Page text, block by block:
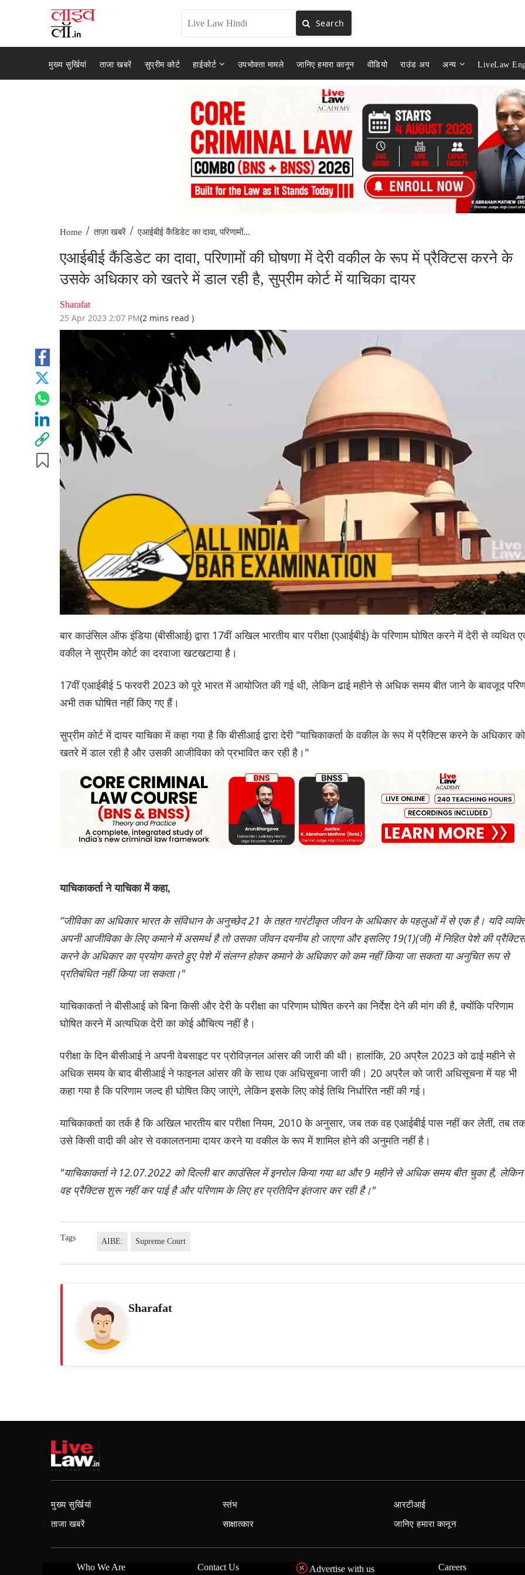
Search
मुख्य सुर्खियां ताजा खबरें सुप्रीम कोर्ट हाईकोर्ट उपभोक्ता मामले जानिए हमारा कानून वीडियो राउंड अप अन्य LiveLaw
Home / ताज़ा खबरें / एआईबीई कैंडिडेट का दावा, परिणामों...
एआईबीई कैंडिडेट का दावा, परिणामों की घोषणा में देरी वकील के रूप में प्रैक्टिस करने के
उसके अधिकार को खतरे में डाल रही है, सुप्रीम कोर्ट में याचिका दायर
Sharafat
25 Apr 2023 2:07 PM(2 mins read )
बार काउंसिल ऑफ इंडिया (बीसीआई) द्वारा 17वीं अखिल भारतीय बार परीक्षा (एआईबीई) के परिणाम घोषित करने में देरी से व्यथित
वकील ने सुप्रीम कोर्ट का दरवाजा खटखटाया है।
17वीं एआईबीई 5 फरवरी 2023 को पूरे भारत में आयोजित की गई थी, लेकिन ढाई महीने से अधिक समय बीत जाने के बावजूद
अभी तक घोषित नहीं किए गए हैं।
सुप्रीम कोर्ट में दायर याचिका में कहा गया है कि बीसीआई द्वारा देरी "याचिकाकर्ता के वकील के रूप में प्रैक्टिस करने के अधिकार को
खतरे में डाल रही है और उसकी आजीविका को प्रभावित कर रही है।"
याचिकाकर्ता ने याचिका में कहा,
“जीविका का अधिकार भारत के संविधान के अनुच्छेद 21 के तहत गारंटीकृत जीवन के अधिकार के पहलुओं में से एक है। यदि
अपनी आजीविका के लिए कमाने में असमर्थ है तो उसका जीवन दयनीय हो जाएगा और इसलिए 19(1)(जी) में निहित पेशे की प्रैक्टिस
करने के अधिकार का प्रयोग करते हुए पेशे में संलग्न होकर कमाने के अधिकार को कम नहीं किया जा सकता या अनुचित रूप से
प्रतिबंधित नहीं किया जा सकता।"
याचिकाकर्ता ने बीसीआई को बिना किसी और देरी के परीक्षा का परिणाम घोषित करने का निर्देश देने की मांग की है, क्योंकि परिणाम
घोषित करने में अत्यधिक देरी का कोई औचित्य नहीं है।
परीक्षा के दिन बीसीआई ने अपनी वेबसाइट पर प्रोविज़नल आंसर की जारी की थी। हालांकि, 20 अप्रैल 2023 को ढाई महीने से
अधिक समय के बाद बीसीआई ने फाइनल आंसर की के साथ एक अधिसूचना जारी की। 20 अप्रैल को जारी अधिसूचना में यह भी
कहा गया है कि परिणाम जल्द ही घोषित किए जाएंगे, लेकिन इसके लिए कोई तिथि निर्धारित नहीं की गई।
याचिकाकर्ता का तर्क है कि अखिल भारतीय बार परीक्षा नियम, 2010 के अनुसार, जब तक वह एआईबीई पास नहीं कर लेतीं, तब
उसे किसी वादी की ओर से वकालतनामा दायर करने या वकील के रूप में शामिल होने की अनुमति नहीं है।
"याचिकाकर्ता ने 12.07.2022 को दिल्ली बार काउंसिल में इनरोल किया गया था और 9 महीने से अधिक समय बीत चुका है, लेकिन
वह प्रैक्टिस शुरू नहीं कर पाई है और परिणाम के लिए हर प्रतिदिन इंतजार कर रही है।"
Tags AIBE: Supreme Court
Sharafat
मुख्य सुर्खियां
ताजा खबरें
स्तंभ
साक्षात्कार
आरटीआई
जानिए हमारा कानून
Who We Are Contact Us Advertise with us Careers